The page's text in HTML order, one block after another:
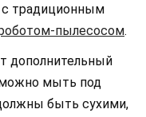
традиционным
пылесосом.
дополнительный
мыть под
быть сухими,